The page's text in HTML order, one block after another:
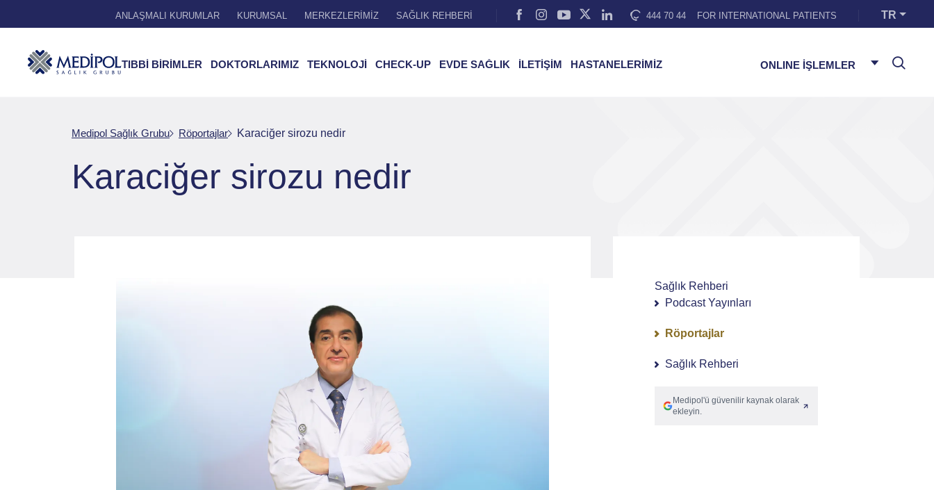
ANLAŞMALI KURUMLAR KURUMSAL MERKEZLERİMİZ SAĞLIK REHBERİ 444 70 44 FOR INTERNATIONAL PATIENTS TR
TIBBİ BİRİMLER DOKTORLARIMIZ TEKNOLOJİ CHECK-UP EVDE SAĞLIK İLETİŞİM HASTANELERİMİZ ONLINE İŞLEMLER
Medipol Sağlık Grubu Röportajlar Karaciğer sirozu nedir
Karaciğer sirozu nedir
Sağlık Rehberi
Podcast Yayınları
Röportajlar
Sağlık Rehberi
Medipol'ü güvenilir kaynak olarak
ekleyin.